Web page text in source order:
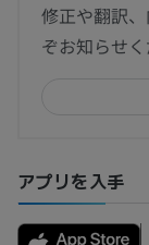
修正や翻訳
ぞお知らせく
アプリを入手